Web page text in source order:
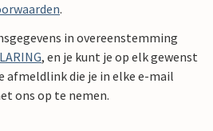
.
in overeenstemming
, en je kunt je op elk gewenst
afmeldlink die je in elke e-mail
ons op te nemen.